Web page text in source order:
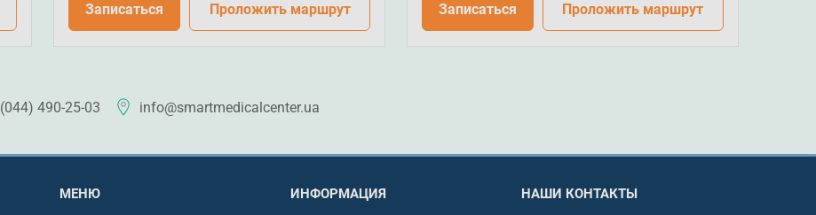
Записаться Проложить маршрут Записаться Проложить маршрут
(044) 490-25-03 info@smartmedicalcenter.ua
НАШИ КОНТАКТЫ
МЕНЮ
ИНФОРМАЦИЯ